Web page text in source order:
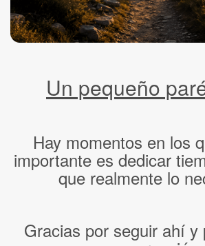
Un pequeño
Hay momentos en los
importante es dedicar
que realmente lo
Gracias por seguir ahí y